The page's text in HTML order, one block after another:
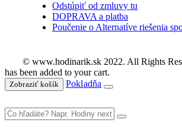
Odstúpiť od zmluvy tu
DOPRAVA a platba
Poučenie o Alternatíve riešenia
© www.hodinarik.sk 2022. All Rights
has been added to your cart.
Zobraziť košík Pokladňa